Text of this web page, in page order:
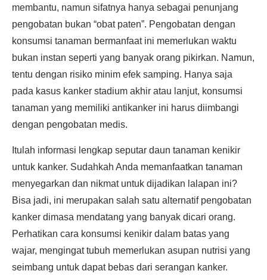
membantu, namun sifatnya hanya sebagai penunjang
pengobatan bukan “obat paten”. Pengobatan dengan
konsumsi tanaman bermanfaat ini memerlukan waktu
bukan instan seperti yang banyak orang pikirkan. Namun,
tentu dengan risiko minim efek samping. Hanya saja
pada kasus kanker stadium akhir atau lanjut, konsumsi
tanaman yang memiliki antikanker ini harus diimbangi
dengan pengobatan medis.
Itulah informasi lengkap seputar daun tanaman kenikir
untuk kanker. Sudahkah Anda memanfaatkan tanaman
menyegarkan dan nikmat untuk dijadikan lalapan ini?
Bisa jadi, ini merupakan salah satu alternatif pengobatan
kanker dimasa mendatang yang banyak dicari orang.
Perhatikan cara konsumsi kenikir dalam batas yang
wajar, mengingat tubuh memerlukan asupan nutrisi yang
seimbang untuk dapat bebas dari serangan kanker.